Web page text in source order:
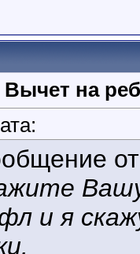
Вычет на
и я